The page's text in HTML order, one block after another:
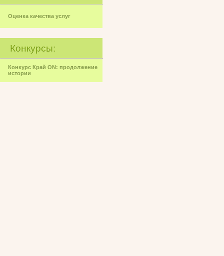
Оценка качества услуг
Конкурсы:
Конкурс Край ON: продолжение
истории